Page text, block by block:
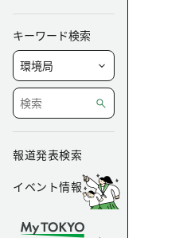
キーワード検索
報道発表検索
イベント情報